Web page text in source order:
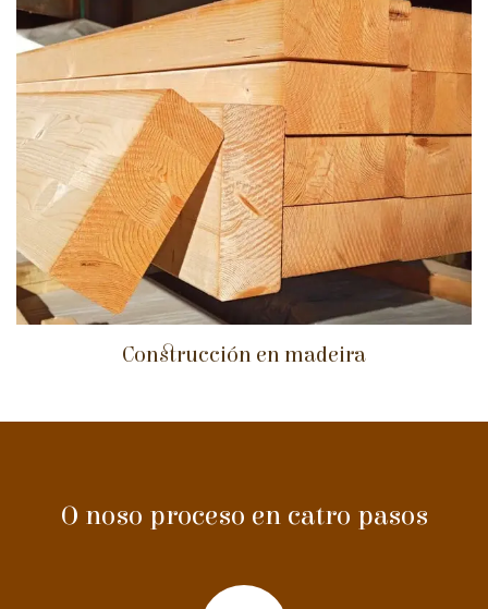
Construcción en madeira
O noso proceso en catro pasos